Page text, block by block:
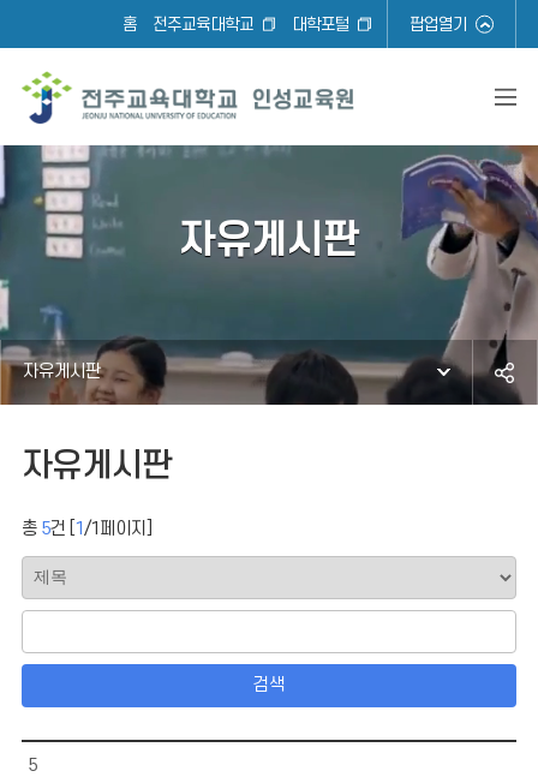
홈 전주교육대학교 대학포털 팝업열기
자유게시판
자유게시판
자유게시판
총 5건 [ 1/1 페이지]
검색
5